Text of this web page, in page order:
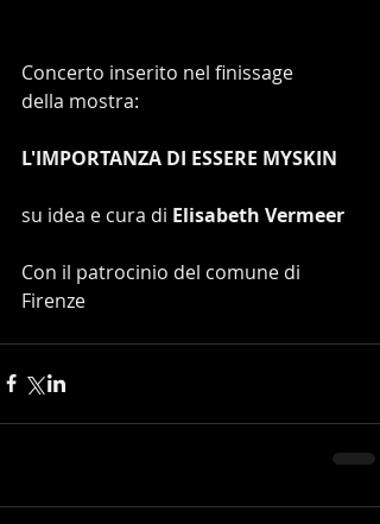
Concerto inserito nel finissage
della mostra:
L'IMPORTANZA DI ESSERE MYSKIN
su idea e cura di Elisabeth Vermeer
Con il patrocinio del comune di
Firenze